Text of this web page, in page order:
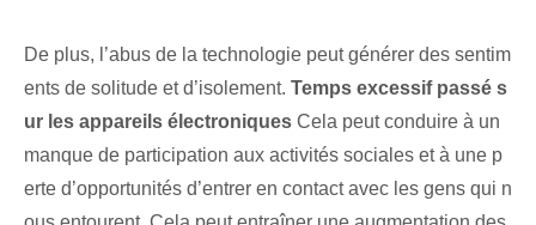
De plus, l’abus de la technologie peut générer des sentim
ents de solitude et d’isolement. Temps excessif passé s
ur les appareils électroniques Cela peut conduire à un
manque de participation aux activités sociales et à une p
erte d’opportunités d’entrer en contact avec les gens qui n